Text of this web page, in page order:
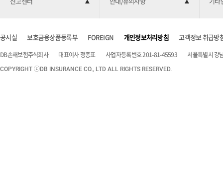
공시실 보호금융상품등록부 FOREIGN 개인정보처리방침 고객정보 취급방
DB손해보험주식회사 대표이사 정종표 사업자등록번호 201-81-45593 서울특별시 강
COPYRIGHT ⓒDB INSURANCE CO., LTD ALL RIGHTS RESERVED.